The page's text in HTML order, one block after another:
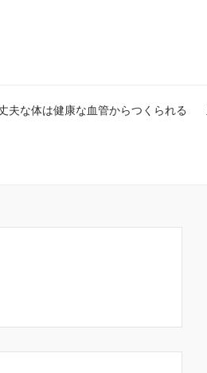
夫な体は健康な血管からつくられる